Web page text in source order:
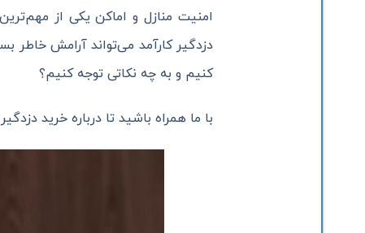
امنیت منازل و اماکن یکی از
دزدگیر کارآمد می‌تواند آرامش خاطر
کنیم و به چه نکاتی توجه کنیم؟
با ما همراه باشید تا درباره خرید